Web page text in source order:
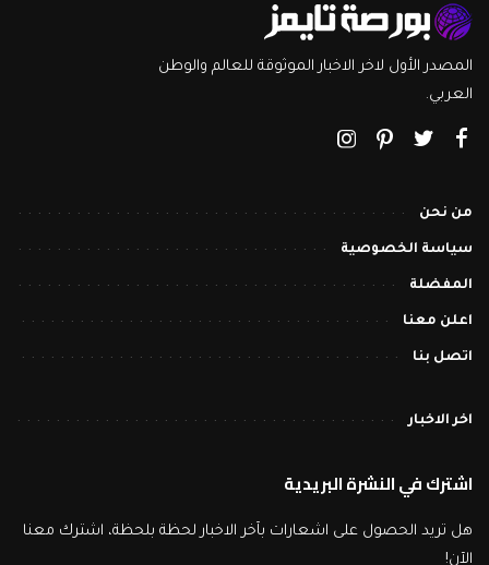
المصدر الأول لاخر الاخبار الموثوقة للعالم والوطن
العربي.
من نحن
سياسة الخصوصية
المفضلة
اعلن معنا
اتصل بنا
اخر الاخبار
اشترك في النشرة البريدية
هل تريد الحصول على اشعارات بآخر الاخبار لحظة بلحظة، اشترك معنا
الآن!